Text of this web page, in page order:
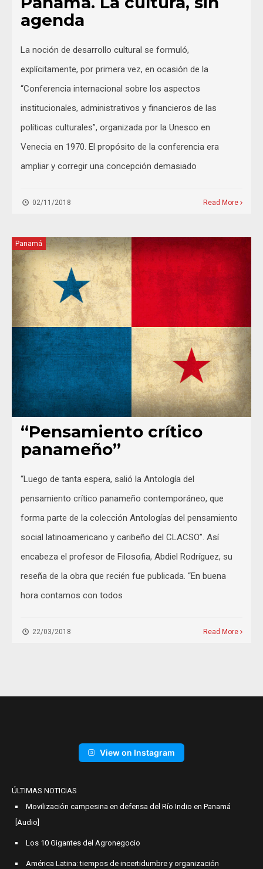
agenda
La noción de desarrollo cultural se formuló,
explícitamente, por primera vez, en ocasión de la
“Conferencia internacional sobre los aspectos
institucionales, administrativos y financieros de las
políticas culturales”, organizada por la Unesco en
Venecia en 1970. El propósito de la conferencia era
ampliar y corregir una concepción demasiado
02/11/2018 Read More
Panamá
“Pensamiento crítico
panameño”
“Luego de tanta espera, salió la Antología del
pensamiento crítico panameño contemporáneo, que
forma parte de la colección Antologías del pensamiento
social latinoamericano y caribeño del CLACSO”. Así
encabeza el profesor de Filosofia, Abdiel Rodríguez, su
reseña de la obra que recién fue publicada. “En buena
hora contamos con todos
22/03/2018 Read More
View on Instagram
ÚLTIMAS NOTICIAS
Movilización campesina en defensa del Río Indio en Panamá
[Audio]
Los 10 Gigantes del Agronegocio
América Latina: tiempos de incertidumbre y organización